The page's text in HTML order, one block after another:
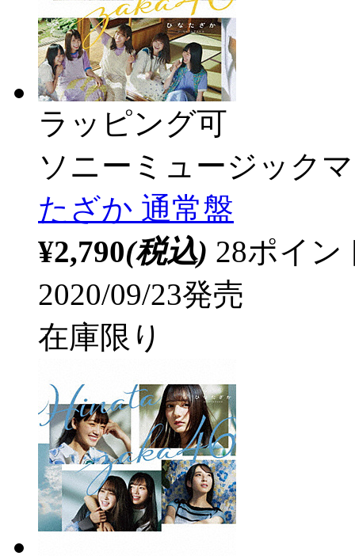
ラッピング可
ソニーミュージック
たざか 通常盤
¥2,790(税込) 28ポイ
2020/09/23発売
在庫限り